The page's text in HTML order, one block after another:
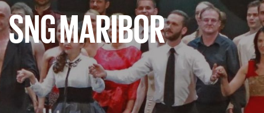
SNG MARIBOR